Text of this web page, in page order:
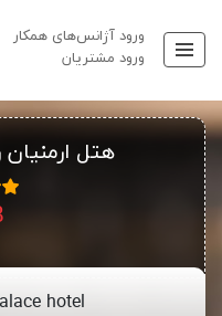
ورود آژانس‌های همکار
ورود مشتریان
هتل ارمنیان
hotel